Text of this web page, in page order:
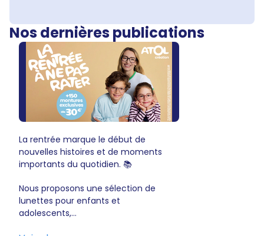
Nos dernières publications
La rentrée marque le début de
nouvelles histoires et de moments
importants du quotidien. 📚
Nous proposons une sélection de
lunettes pour enfants et
adolescents,...